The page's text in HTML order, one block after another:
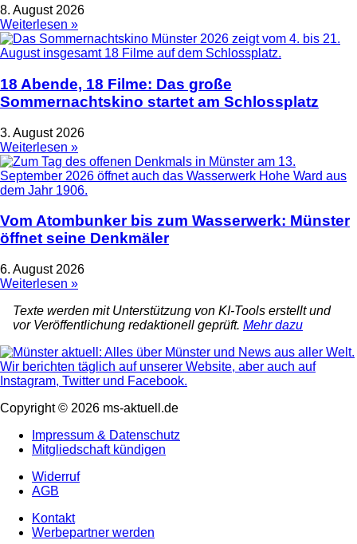
8. August 2026
Weiterlesen »
18 Abende, 18 Filme: Das große
Sommernachtskino startet am Schlossplatz
3. August 2026
Weiterlesen »
Vom Atombunker bis zum Wasserwerk: Münster
öffnet seine Denkmäler
6. August 2026
Weiterlesen »
Texte werden mit Unterstützung von KI-Tools erstellt und
vor Veröffentlichung redaktionell geprüft. Mehr dazu
Copyright © 2026 ms-aktuell.de
Impressum & Datenschutz
Mitgliedschaft kündigen
Widerruf
AGB
Kontakt
Werbepartner werden